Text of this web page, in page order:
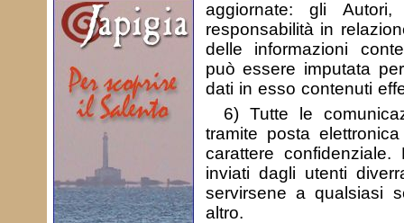
aggiornate: gli
responsabilità in
delle informazioni
può essere imputata
dati in esso contenuti
6) Tutte le
tramite posta
carattere
inviati dagli utenti
servirsene a qualsiasi
altro.